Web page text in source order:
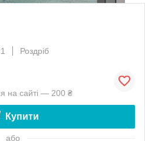
Роздріб
на сайті — 200 ₴
Купити
або